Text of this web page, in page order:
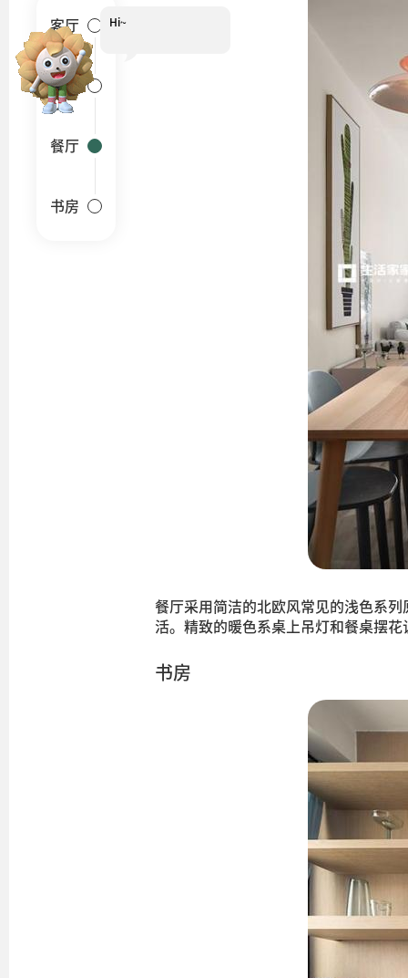
餐厅采用简洁的北欧风常见的浅色系
活。精致的暖色系桌上吊灯和餐桌摆
书房
客厅
卧室
餐厅
书房
Hi~